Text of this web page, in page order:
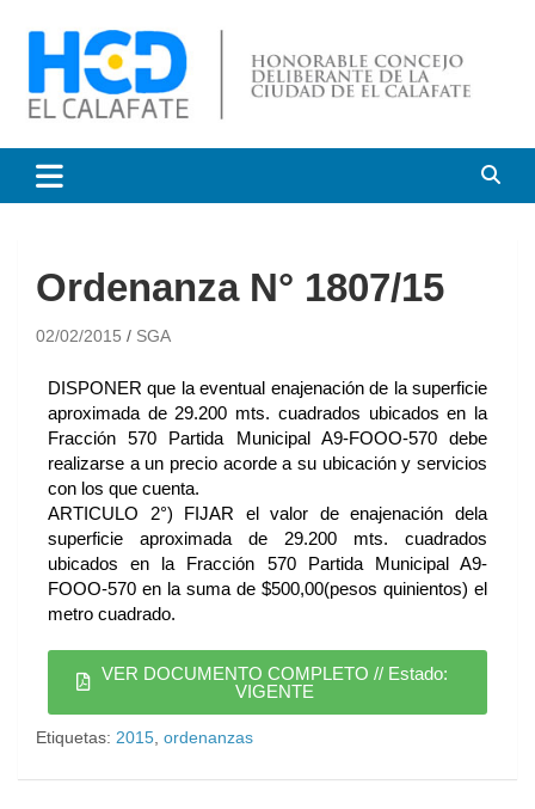
Honorable Concejo
Deliberante de El Calafate
Ordenanza N° 1807/15
02/02/2015 SGA
DISPONER que la eventual enajenación de la superficie
aproximada de 29.200 mts. cuadrados ubicados en la
Fracción 570 Partida Municipal A9-FOOO-570 debe
realizarse a un precio acorde a su ubicación y servicios
con los que cuenta.
ARTICULO 2°) FIJAR el valor de enajenación dela
superficie aproximada de 29.200 mts. cuadrados
ubicados en la Fracción 570 Partida Municipal A9-
FOOO-570 en la suma de $500,00(pesos quinientos) el
metro cuadrado.
VER DOCUMENTO COMPLETO // Estado:
VIGENTE
Etiquetas: 2015 ordenanzas